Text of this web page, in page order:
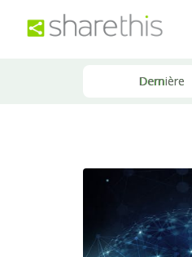
Dernière